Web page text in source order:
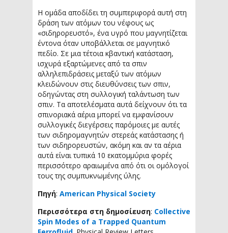
Η ομάδα αποδίδει τη συμπεριφορά αυτή στη
δράση των ατόμων του νέφους ως
«σιδηρορευστό», ένα υγρό που μαγνητίζεται
έντονα όταν υποβάλλεται σε μαγνητικό
πεδίο. Σε μια τέτοια κβαντική κατάσταση,
ισχυρά εξαρτώμενες από τα σπιν
αλληλεπιδράσεις μεταξύ των ατόμων
κλειδώνουν στις διευθύνσεις των σπιν,
οδηγώντας στη συλλογική ταλάντωση των
σπιν. Τα αποτελέσματα αυτά δείχνουν ότι τα
σπινοριακά αέρια μπορεί να εμφανίσουν
συλλογικές διεγέρσεις παρόμοιες με αυτές
των σιδηρομαγνητών στερεάς κατάστασης ή
των σιδηρορευστών, ακόμη και αν τα αέρια
αυτά είναι τυπικά 10 εκατομμύρια φορές
περισσότερο αραιωμένα από ότι οι ομόλογοί
τους της συμπυκνωμένης ύλης.
Πηγή: American Physical Society
Περισσότερα στη δημοσίευση: Collective
Spin Modes of a Trapped Quantum